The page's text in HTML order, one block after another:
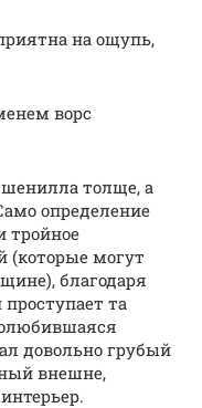
на ощупь,
ворс
шенилла толще, а
определение
тройное
(которые могут
благодаря
та
довольно грубый
внешне,